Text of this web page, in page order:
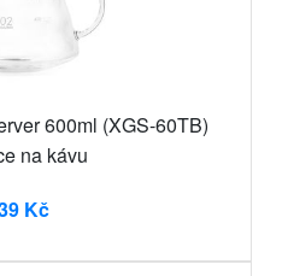
600ml (XGS-60TB)
na kávu
Kč